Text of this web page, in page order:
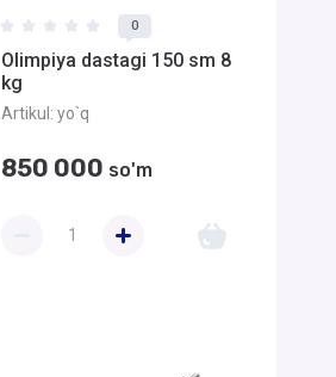
0
Olimpiya dastagi 150 sm 8
kg
Artikul: yo`q
850 000 so'm